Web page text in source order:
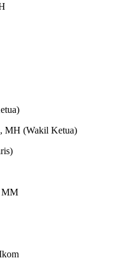
MH (Wakil Ketua)
MM